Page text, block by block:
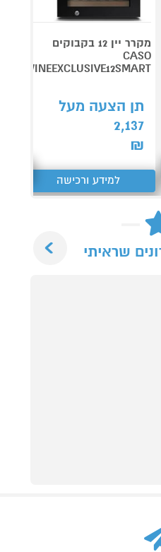
מקרר יין 12 בקבוקים
CASO
WINEEXCLUSIVE12SMART
תן הצעה מעל
2,137
₪
למידע ורכישה
שראיתי